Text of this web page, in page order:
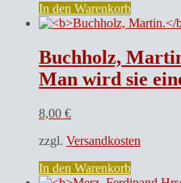
In den Warenkorb
Buchholz,
Man wird sie
8,00 €
zzgl. Versandkosten
In den Warenkorb